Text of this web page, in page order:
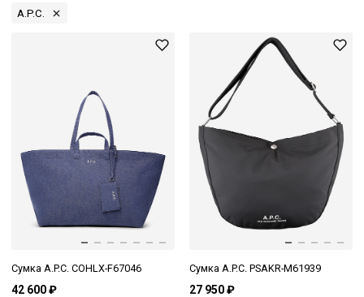
A.P.C.
Сумка A.P.C. COHLX-F67046
42 600 ₽
Сумка A.P.C. PSAKR-M61939
27 950 ₽